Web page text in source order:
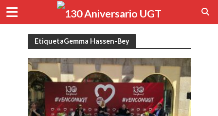
EtiquetaGemma Hassen-Bey